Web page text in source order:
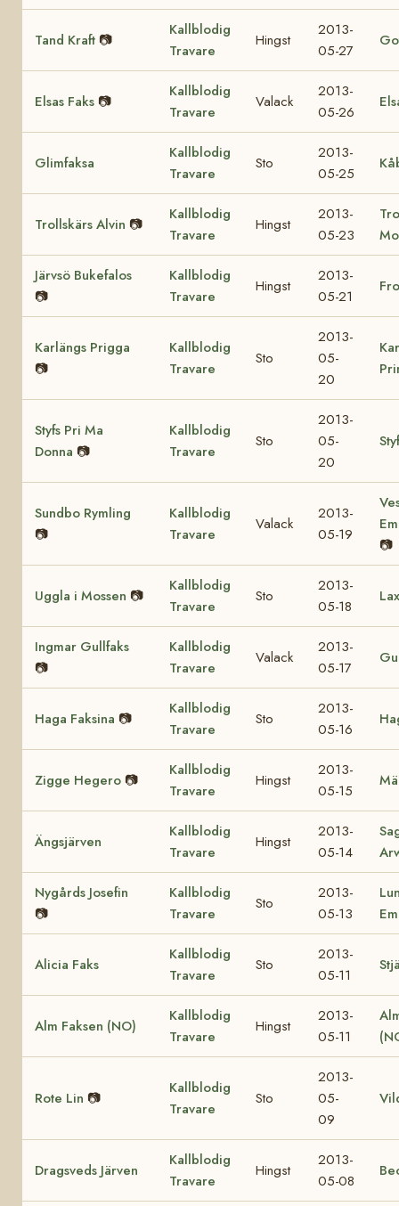
Tand Kraft 📷
Kallblodig
Travare
Hingst
2013-
05-27
Elsas Faks 📷
Kallblodig
Travare
Valack
2013-
05-26
Glimfaksa
Kallblodig
Travare
Sto
2013-
05-25
Trollskärs Alvin 📷
Kallblodig
Travare
Hingst
2013-
05-23
Järvsö Bukefalos
📷
Kallblodig
Travare
Hingst
2013-
05-21
Karlängs Prigga
📷
Kallblodig
Travare
Sto
2013-
05-
20
Styfs Pri Ma
Donna 📷
Kallblodig
Travare
Sto
2013-
05-
20
Sundbo Rymling
📷
Kallblodig
Travare
Valack
2013-
05-19
📷
Uggla i Mossen 📷
Kallblodig
Travare
Sto
2013-
05-18
Ingmar Gullfaks
📷
Kallblodig
Travare
Valack
2013-
05-17
Haga Faksina 📷
Kallblodig
Travare
Sto
2013-
05-16
Zigge Hegero 📷
Kallblodig
Travare
Hingst
2013-
05-15
Ängsjärven
Kallblodig
Travare
Hingst
2013-
05-14
Nygårds Josefin
📷
Kallblodig
Travare
Sto
2013-
05-13
Alicia Faks
Kallblodig
Travare
Sto
2013-
05-11
Alm Faksen (NO)
Kallblodig
Travare
Hingst
2013-
05-11
Rote Lin 📷
Kallblodig
Travare
Sto
2013-
05-
09
Dragsveds Järven
Kallblodig
Travare
Hingst
2013-
05-08